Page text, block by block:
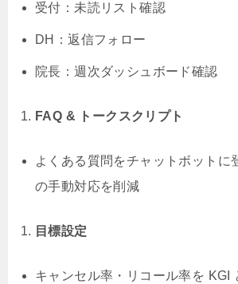
受付：未読リスト確認
DH：返信フォロー
院長：週次ダッシュボード確認
FAQ & トークスクリプト
よくある質問をチャットボット
の手動対応を削減
目標設定
キャンセル率・リコール率を KGI